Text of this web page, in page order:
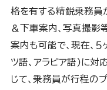
格を有する精鋭乗務員
＆下車案内、写真撮影
案内も可能で、現在、５
ツ語、アラビア語)に対
じて、乗務員が行程の